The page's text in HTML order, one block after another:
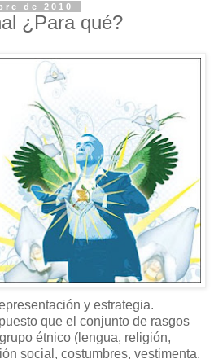
de 2010
¿Para qué?
y estrategia.
que el conjunto de rasgos
étnico (lengua, religión,
social, costumbres, vestimenta,